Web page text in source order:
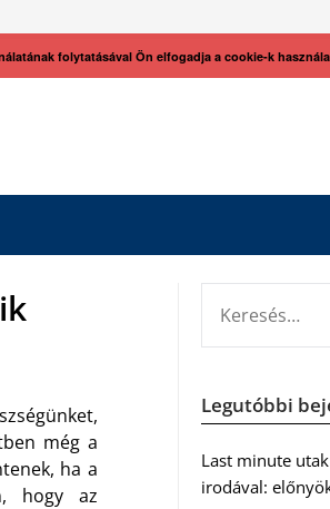
még a
ha a
hogy az
Legutóbbi
Last minute
irodával:
folytatásával Ön elfogadja a cookie-k